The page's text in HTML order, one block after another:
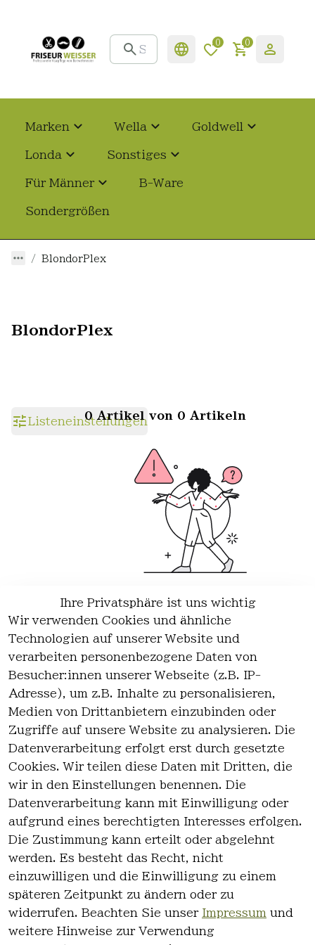
0 0
Marken Wella Goldwell
Londa Sonstiges
Für Männer B-Ware
Sondergrößen
BlondorPlex
BlondorPlex
Listeneinstellungen
0 Artikel von 0 Artikeln
Wir haben keine Artikel mehr in
dieser Kategorie.
Haben Sie nicht gefunden, was Sie
Artikel durchsuchen
Ihre Privatsphäre ist uns wichtig
Wir verwenden Cookies und ähnliche
Technologien auf unserer Website und
verarbeiten personenbezogene Daten von
Besucher:innen unserer Webseite (z.B. IP-
Adresse), um z.B. Inhalte zu personalisieren,
Medien von Drittanbietern einzubinden oder
Zugriffe auf unsere Website zu analysieren. Die
Datenverarbeitung erfolgt erst durch gesetzte
Cookies. Wir teilen diese Daten mit Dritten, die
wir in den Einstellungen benennen. Die
Datenverarbeitung kann mit Einwilligung oder
aufgrund eines berechtigten Interesses erfolgen.
Die Zustimmung kann erteilt oder abgelehnt
werden. Es besteht das Recht, nicht
einzuwilligen und die Einwilligung zu einem
späteren Zeitpunkt zu ändern oder zu
widerrufen. Beachten Sie unser Impressum und
weitere Hinweise zur Verwendung
es
AGB
Datenschutz
Widerrufsre
cht
Kontakt
Kontakt
Registrieren